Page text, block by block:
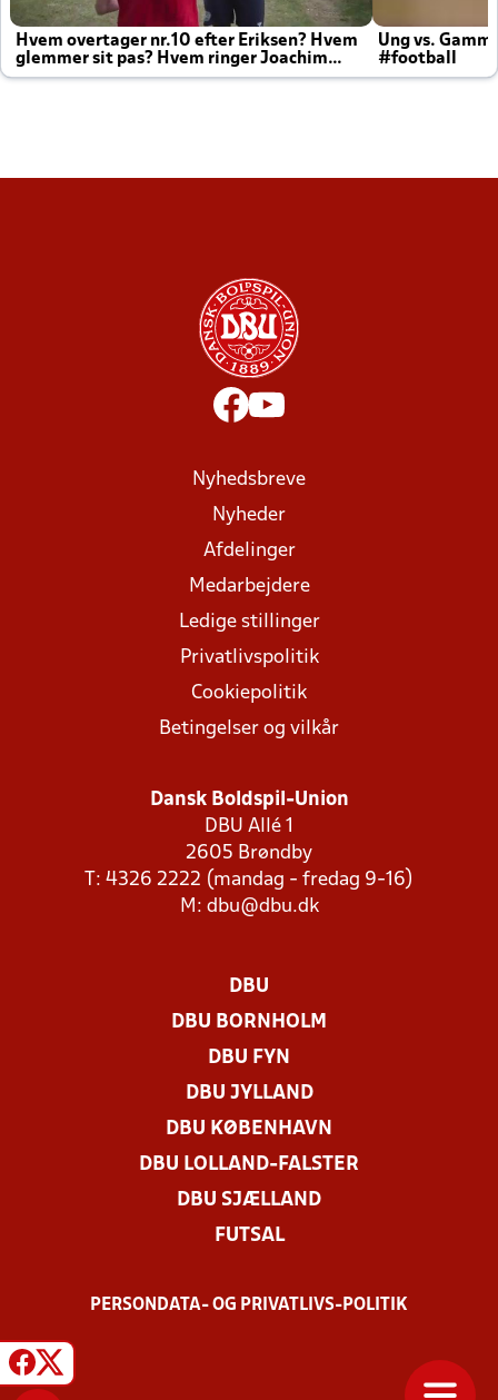
Hvem overtager nr.10 efter Eriksen? Hvem
glemmer sit pas? Hvem ringer Joachim
altid til efter kampe?
Ung vs.
#football
Nyhedsbreve
Nyheder
Afdelinger
Medarbejdere
Ledige stillinger
Privatlivspolitik
Cookiepolitik
Betingelser og vilkår
Dansk Boldspil-Union
DBU Allé 1
2605 Brøndby
T: 4326 2222 (mandag - fredag 9-16)
M: dbu@dbu.dk
DBU
DBU BORNHOLM
DBU FYN
DBU JYLLAND
DBU KØBENHAVN
DBU LOLLAND-FALSTER
DBU SJÆLLAND
FUTSAL
PERSONDATA- OG PRIVATLIVS-POLITIK